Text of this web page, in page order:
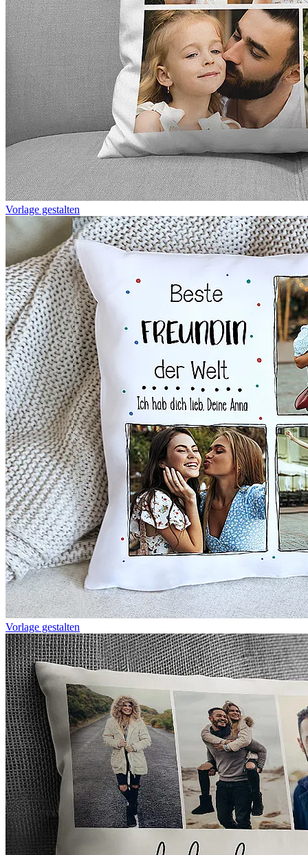
Vorlage gestalten
Vorlage gestalten